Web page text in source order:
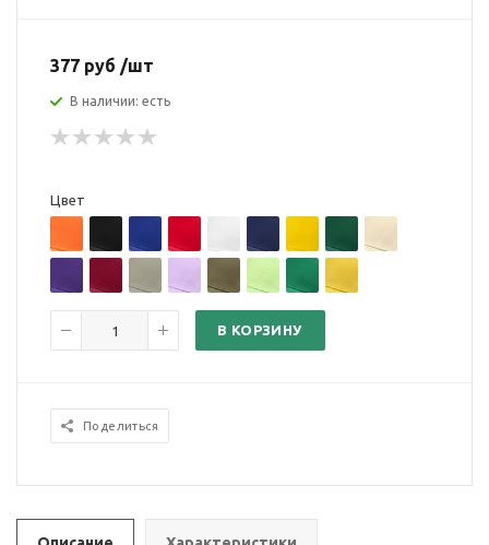
377 руб /шт
В наличии: есть
Цвет
В КОРЗИНУ
Поделиться